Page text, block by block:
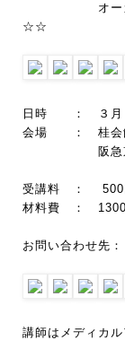
オーガニッ
☆☆
日時 ： ３月２
会場 ： 桂会
阪急京都線
受講料 ： 500
材料費 ： 1300
お問い合わせ先
講師はメディカ